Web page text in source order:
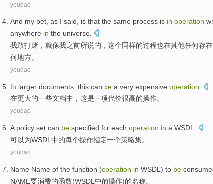
youdao
And my bet, as I said, is that the same process is in operation
anywhere in the universe.
我敢打赌 ， 就像我之前所说的， 这个同样的过程也在其他任何存在
何地方。
youdao
In larger documents this can be a very expensive operation
在更大的一些文档中 ， 这是一项代价很高的操作。
youdao
A policy set can be specified for each operation in a WSDL
可以为WSDL 中的每个操作指定一个策略集。
youdao
Name Name of the function (operation in WSDL ) to be
NAME要消费的函数(WSDL 中的操作)的名称。